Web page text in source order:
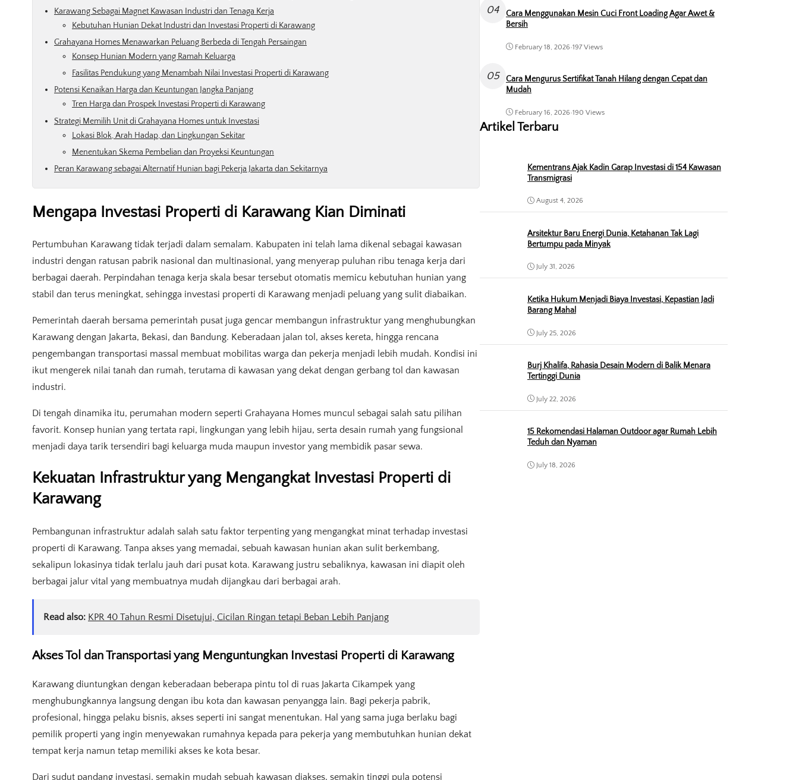
Karawang Sebagai Magnet Kawasan Industri dan Tenaga Kerja
Kebutuhan Hunian Dekat Industri dan Investasi Properti di Karawang
Grahayana Homes Menawarkan Peluang Berbeda di Tengah Persaingan
Konsep Hunian Modern yang Ramah Keluarga
Fasilitas Pendukung yang Menambah Nilai Investasi Properti di Karawang
Potensi Kenaikan Harga dan Keuntungan Jangka Panjang
Tren Harga dan Prospek Investasi Properti di Karawang
Strategi Memilih Unit di Grahayana Homes untuk Investasi
Lokasi Blok, Arah Hadap, dan Lingkungan Sekitar
Menentukan Skema Pembelian dan Proyeksi Keuntungan
Peran Karawang sebagai Alternatif Hunian bagi Pekerja Jakarta dan Sekitarnya
Mengapa Investasi Properti di Karawang Kian Diminati
Pertumbuhan Karawang tidak terjadi dalam semalam. Kabupaten ini telah lama dikenal sebagai kawasan
industri dengan ratusan pabrik nasional dan multinasional, yang menyerap puluhan ribu tenaga kerja dari
berbagai daerah. Perpindahan tenaga kerja skala besar tersebut otomatis memicu kebutuhan hunian yang
stabil dan terus meningkat, sehingga investasi properti di Karawang menjadi peluang yang sulit diabaikan.
Pemerintah daerah bersama pemerintah pusat juga gencar membangun infrastruktur yang menghubungkan
Karawang dengan Jakarta, Bekasi, dan Bandung. Keberadaan jalan tol, akses kereta, hingga rencana
pengembangan transportasi massal membuat mobilitas warga dan pekerja menjadi lebih mudah. Kondisi ini
ikut mengerek nilai tanah dan rumah, terutama di kawasan yang dekat dengan gerbang tol dan kawasan
industri.
Di tengah dinamika itu, perumahan modern seperti Grahayana Homes muncul sebagai salah satu pilihan
favorit. Konsep hunian yang tertata rapi, lingkungan yang lebih hijau, serta desain rumah yang fungsional
menjadi daya tarik tersendiri bagi keluarga muda maupun investor yang membidik pasar sewa.
Kekuatan Infrastruktur yang Mengangkat Investasi Properti di
Karawang
Pembangunan infrastruktur adalah salah satu faktor terpenting yang mengangkat minat terhadap investasi
properti di Karawang. Tanpa akses yang memadai, sebuah kawasan hunian akan sulit berkembang,
sekalipun lokasinya tidak terlalu jauh dari pusat kota. Karawang justru sebaliknya, kawasan ini diapit oleh
berbagai jalur vital yang membuatnya mudah dijangkau dari berbagai arah.
Read also: KPR 40 Tahun Resmi Disetujui, Cicilan Ringan tetapi Beban Lebih Panjang
Akses Tol dan Transportasi yang Menguntungkan Investasi Properti di Karawang
Karawang diuntungkan dengan keberadaan beberapa pintu tol di ruas Jakarta Cikampek yang
menghubungkannya langsung dengan ibu kota dan kawasan penyangga lain. Bagi pekerja pabrik,
profesional, hingga pelaku bisnis, akses seperti ini sangat menentukan. Hal yang sama juga berlaku bagi
pemilik properti yang ingin menyewakan rumahnya kepada para pekerja yang membutuhkan hunian dekat
tempat kerja namun tetap memiliki akses ke kota besar.
Dari sudut pandang investasi, semakin mudah sebuah kawasan diakses, semakin tinggi pula potensi
04
Cara Menggunakan Mesin Cuci Front Loading Agar Awet &
Bersih
February 18, 2026•197 Views
05
Cara Mengurus Sertifikat Tanah Hilang dengan Cepat dan
Mudah
February 16, 2026•190 Views
Artikel Terbaru
Kementrans Ajak Kadin Garap Investasi di 154 Kawasan
Transmigrasi
August 4, 2026
Arsitektur Baru Energi Dunia, Ketahanan Tak Lagi
Bertumpu pada Minyak
July 31, 2026
Ketika Hukum Menjadi Biaya Investasi, Kepastian Jadi
Barang Mahal
July 25, 2026
Burj Khalifa, Rahasia Desain Modern di Balik Menara
Tertinggi Dunia
July 22, 2026
15 Rekomendasi Halaman Outdoor agar Rumah Lebih
Teduh dan Nyaman
July 18, 2026